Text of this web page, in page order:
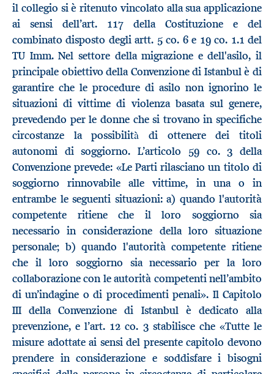
il collegio si è ritenuto vincolato alla sua applicazione
ai sensi dell’art. 117 della Costituzione e del
combinato disposto degli artt. 5 co. 6 e 19 co. 1.1 del
TU Imm. Nel settore della migrazione e dell'asilo, il
principale obiettivo della Convenzione di Istanbul è di
garantire che le procedure di asilo non ignorino le
situazioni di vittime di violenza basata sul genere,
prevedendo per le donne che si trovano in specifiche
circostanze la possibilità̀ di ottenere dei titoli
autonomi di soggiorno. L’articolo 59 co. 3 della
Convenzione prevede: «Le Parti rilasciano un titolo di
soggiorno rinnovabile alle vittime, in una o in
entrambe le seguenti situazioni: a) quando l'autorità
competente ritiene che il loro soggiorno sia
necessario in considerazione della loro situazione
personale; b) quando l'autorità competente ritiene
che il loro soggiorno sia necessario per la loro
collaborazione con le autorità competenti nell’ambito
di un’indagine o di procedimenti penali». Il Capitolo
III della Convenzione di Istanbul è dedicato alla
prevenzione, e l’art. 12 co. 3 stabilisce che «Tutte le
misure adottate ai sensi del presente capitolo devono
prendere in considerazione e soddisfare i bisogni